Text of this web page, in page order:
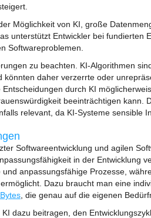
Möglichkeit von KI, große
unterstützt Entwickler bei fundierten
Softwareproblemen.
zu beachten. KI-Algorithmen
daher verzerrte oder
durch KI
beeinträchtigen kann.
relevant, da KI-Systeme sensible
Softwareentwicklung und agilen
in der Entwicklung
anpassungsfähige Prozesse,
Dazu braucht man eine
, die genau auf die eigenen
dazu beitragen, den